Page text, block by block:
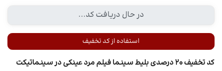
استفاده از کد تخفیف
کد تخفیف 20 درصدی بلیط سینما فیلم مرد عینکی در سینماتیکت